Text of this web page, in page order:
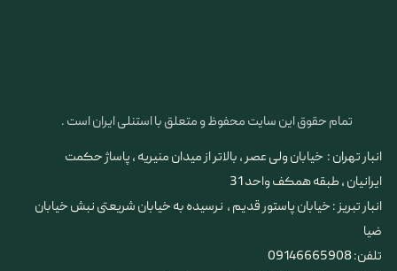
تمام حقوق این سایت محفوظ و متعلق با استنلی ایران است .
انبار تهران : خیابان ولی عصر ، بالاتر از میدان منیریه ، پاساژ حکمت
ایرانیان ، طبقه همکف واحد 31
​​​​​​​انبار تبریز : خیابان پاستور قدیم ، نرسیده به خیابان شریعتی نبش خیابان
ضیا
تلفن: 09146665908